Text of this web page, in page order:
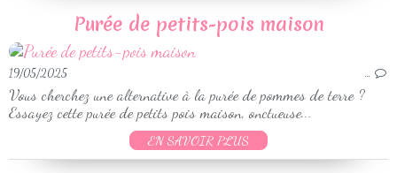
Purée de petits-pois maison
19/05/2025 …
Vous cherchez une alternative à la purée de pommes de terre ?
Essayez cette purée de petits pois maison, onctueuse...
EN SAVOIR PLUS